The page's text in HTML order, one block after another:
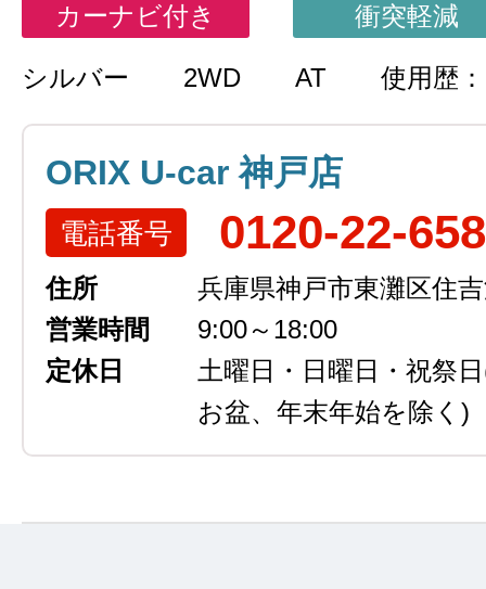
カーナビ付き 衝突軽減
シルバー 2WD AT 使用歴
ORIX U-car 神戸店
電話番号 0120-22-
住所
兵庫県神戸市東灘区住
営業時間
9:00～18:00
定休日
土曜日・日曜日・祝祭日
お盆、年末年始を除く)